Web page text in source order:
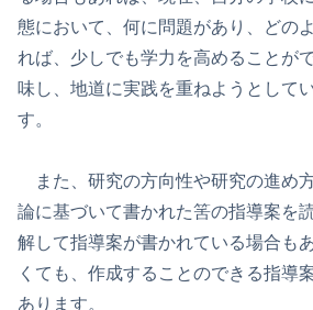
態において、何に問題があり、どの
れば、少しでも学力を高めることが
味し、地道に実践を重ねようとして
す。
また、研究の方向性や研究の進め
論に基づいて書かれた筈の指導案を
解して指導案が書かれている場合も
くても、作成することのできる指導
あります。